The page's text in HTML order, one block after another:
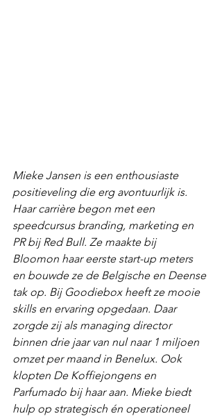
Mieke Jansen is een enthousiaste
positieveling die erg avontuurlijk is.
Haar carrière begon met een
speedcursus branding, marketing en
PR bij Red Bull. Ze maakte bij
Bloomon haar eerste start-up meters
en bouwde ze de Belgische en Deense
tak op. Bij Goodiebox heeft ze mooie
skills en ervaring opgedaan. Daar
zorgde zij als managing director
binnen drie jaar van nul naar 1 miljoen
omzet per maand in Benelux. Ook
klopten De Koffiejongens en
Parfumado bij haar aan. Mieke biedt
hulp op strategisch én operationeel